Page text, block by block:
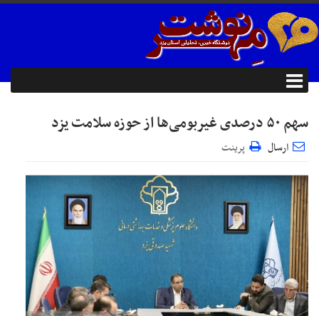
سهم ۵۰ درصدی غیربومی‌ها از حوزه سلامت یزد
ارسال پرینت